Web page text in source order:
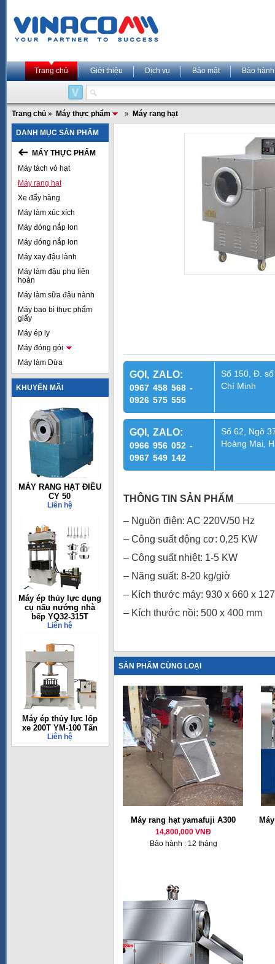
Trang chủ Giới thiệu Dịch vụ Bảo mật Bảo hành
Trang chủ » Máy thực phẩm » Máy rang hạt
DANH MỤC SẢN PHẨM
MÁY THỰC PHẨM
Máy tách vỏ hạt
Máy rang hạt
Xe đẩy hàng
Máy làm xúc xích
Máy đóng nắp lon
Máy đóng nắp lon
Máy xay đậu lành
Máy làm đậu phụ liên
hoàn
Máy làm sữa đậu nành
Máy bao bì thực phẩm
giấy
Máy ép ly
Máy đóng gói
Máy làm Dừa
KHUYẾN MÃI
MÁY RANG HẠT ĐIỀU
CY 50
Liên hệ
Máy ép thủy lực dụng
cụ nấu nướng nhà
bếp YQ32-315T
Liên hệ
Máy ép thủy lực lốp
xe 200T YM-100 Tấn
Liên hệ
GỌI, ZALO:
0967 458 568 -
0926 575 555
Số 150, Đ.
Chí Minh
GỌI, ZALO:
0966 956 052 -
0967 549 142
Số 62, Ngõ
Hoàng Mai,
THÔNG TIN SẢN PHẨM
– Nguồn điện: AC 220V/50 Hz
– Công suất động cơ: 0,25 KW
– Công suất nhiệt: 1-5 KW
– Năng suất: 8-20 kg/giờ
– Kích thước máy: 930 x 660 x
– Kích thước nồi: 500 x 400 mm
SẢN PHẨM CÙNG LOẠI
Máy rang hạt yamafuji A300
14,800,000 VNĐ
Bảo hành : 12 tháng